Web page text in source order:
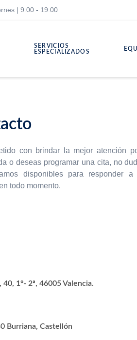
| 9:00 - 19:00
SERVICIOS
ESPECIALIZADOS
con brindar la mejor atención
o deseas programar una cita, no
disponibles para responder
todo momento.
1º- 2ª, 46005 Valencia.
Burriana, Castellón